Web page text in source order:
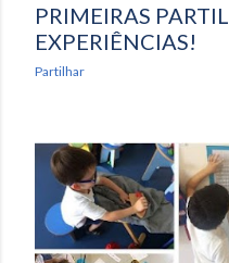
PRIMEIRAS
EXPERIÊNCIAS!
Partilhar